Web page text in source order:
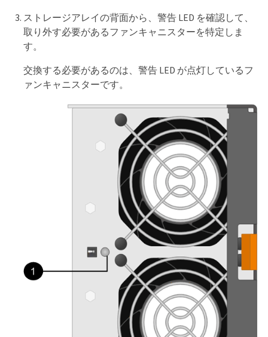
ストレージアレイの背面から、警告 LED を確認して、
取り外す必要があるファンキャニスターを特定しま
す。
交換する必要があるのは、警告 LED が点灯しているフ
ァンキャニスターです。